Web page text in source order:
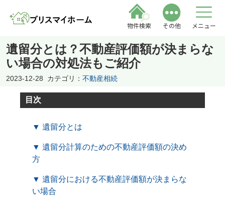
物件検索 その他 メニュー
遺留分とは？不動産評価額が決まらな
い場合の対処法もご紹介
2023-12-28 カテゴリ： 不動産相続
目次
▼ 遺留分とは
▼ 遺留分計算のための不動産評価額の決め
方
▼ 遺留分における不動産評価額が決まらな
い場合